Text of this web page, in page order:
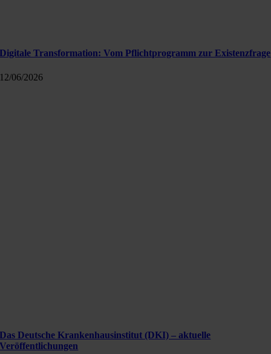
Digitale Transformation: Vom Pflichtprogramm zur Existenzfrage
12/06/2026
Das Deutsche Krankenhausinstitut (DKI) – aktuelle
Veröffentlichungen